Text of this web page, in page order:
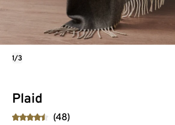
Plaid
(48)
1/3